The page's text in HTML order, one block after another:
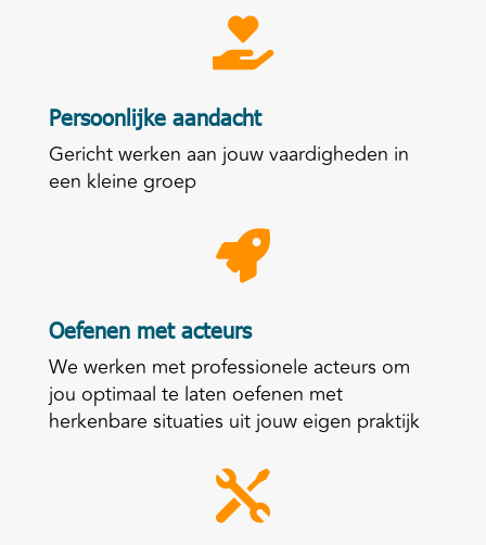

Persoonlijke aandacht
Gericht werken aan jouw vaardigheden in
een kleine groep

Oefenen met acteurs
We werken met professionele acteurs om
jou optimaal te laten oefenen met
herkenbare situaties uit jouw eigen praktijk
